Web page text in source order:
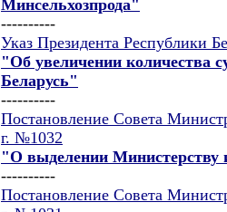
Минсельхозпрода"
----------
Указ Президента Республики
"Об увеличении количества
Беларусь"
----------
Постановление Совета
г. №1032
"О выделении Министерству
----------
Постановление Совета